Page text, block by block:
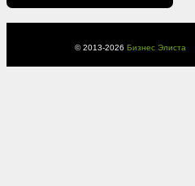
© 2013-2026 Бизнес Элиста